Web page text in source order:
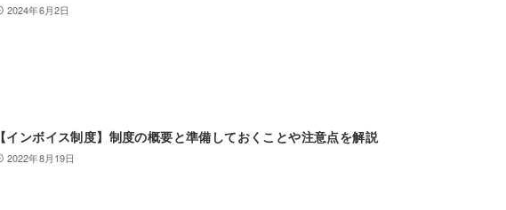
2024年6月2日
【インボイス制度】制度の概要と準備しておくことや注意点を解説
2022年8月19日